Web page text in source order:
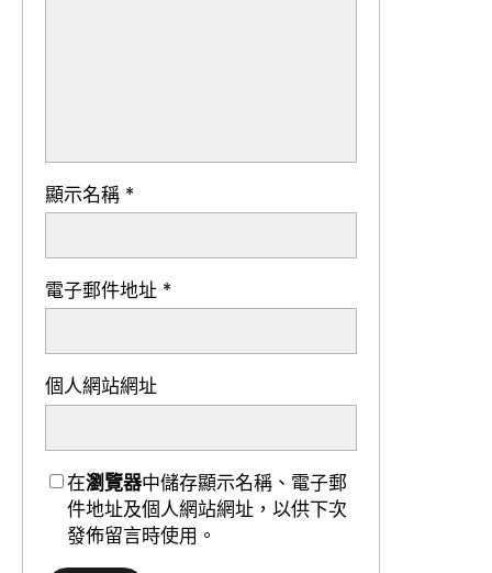
顯示名稱 *
電子郵件地址 *
個人網站網址
在瀏覽器中儲存顯示名稱、電子郵
件地址及個人網站網址，以供下次
發佈留言時使用。